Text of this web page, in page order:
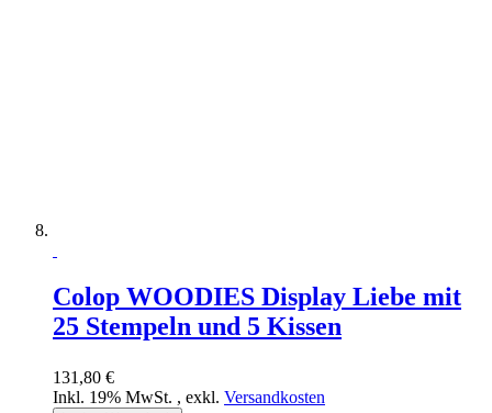
Colop WOODIES Display Liebe mit
25 Stempeln und 5 Kissen
131,80 €
Inkl. 19% MwSt. , exkl. Versandkosten